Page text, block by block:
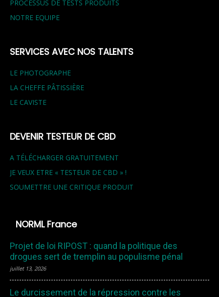
PROCESSUS DE TESTS PRODUITS
NOTRE EQUIPE
SERVICES AVEC NOS TALENTS
LE PHOTOGRAPHE
LA CHEFFE PÂTISSIÈRE
LE CAVISTE
DEVENIR TESTEUR DE CBD
A TÉLÉCHARGER GRATUITEMENT
JE VEUX ETRE « TESTEUR DE CBD » !
SOUMETTRE UNE CRITIQUE PRODUIT
NORML France
Projet de loi RIPOST : quand la politique des
drogues sert de tremplin au populisme pénal
juillet 13, 2026
Le durcissement de la répression contre les